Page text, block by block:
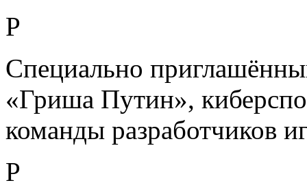
P
Специально
«Гриша Путин»,
команды разработчиков
P